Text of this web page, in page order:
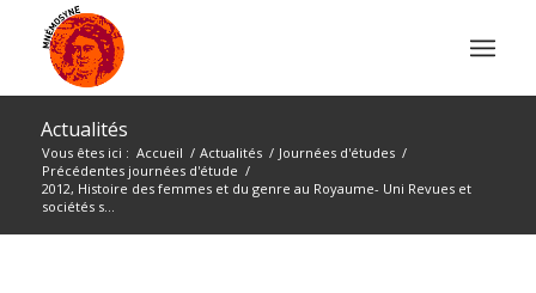
Actualités
Vous êtes ici : Accueil / Actualités / Journées d'études /
Précédentes journées d'étude /
2012, Histoire des femmes et du genre au Royaume- Uni Revues et
sociétés s...